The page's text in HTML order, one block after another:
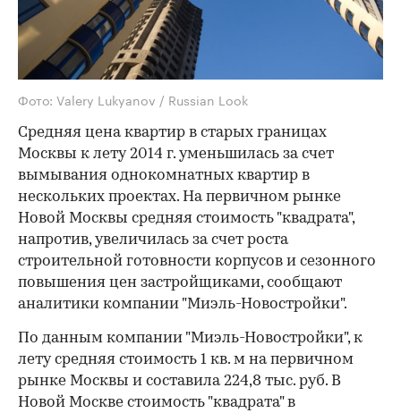
Фото: Valery Lukyanov / Russian Look
Средняя цена квартир в старых границах
Москвы к лету 2014 г. уменьшилась за счет
вымывания однокомнатных квартир в
нескольких проектах. На первичном рынке
Новой Москвы средняя стоимость "квадрата",
напротив, увеличилась за счет роста
строительной готовности корпусов и сезонного
повышения цен застройщиками, сообщают
аналитики компании "Миэль-Новостройки".
По данным компании "Миэль-Новостройки", к
лету средняя стоимость 1 кв. м на первичном
рынке Москвы и составила 224,8 тыс. руб. В
Новой Москве стоимость "квадрата" в